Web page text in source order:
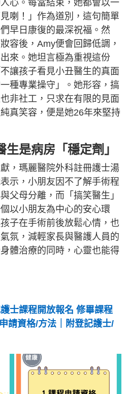
心。每當結束，她都會以一
喇！」作為道別，這句簡單
早日康復的最深祝福。然
容後，Amy便會回歸低調，
來。她坦言極為重視這份
讓孩子看見小丑醫生的真面
種專業操守」。她形容，搞
非社工，只求在有限的見面
真笑容，便是她26年來堅持
是病房「穩定劑」
，瑪麗醫院外科註冊護士湯
示，小朋友因不了解手術程
父母分離，而「搞笑醫生」
以小朋友為中心的安心環
子在手術前後放鬆心情，也
氛，減輕家長與醫護人員的
體治療的同時，心靈也能得
士課程開放報名 修畢課程
請資格/方法｜附登記護士/